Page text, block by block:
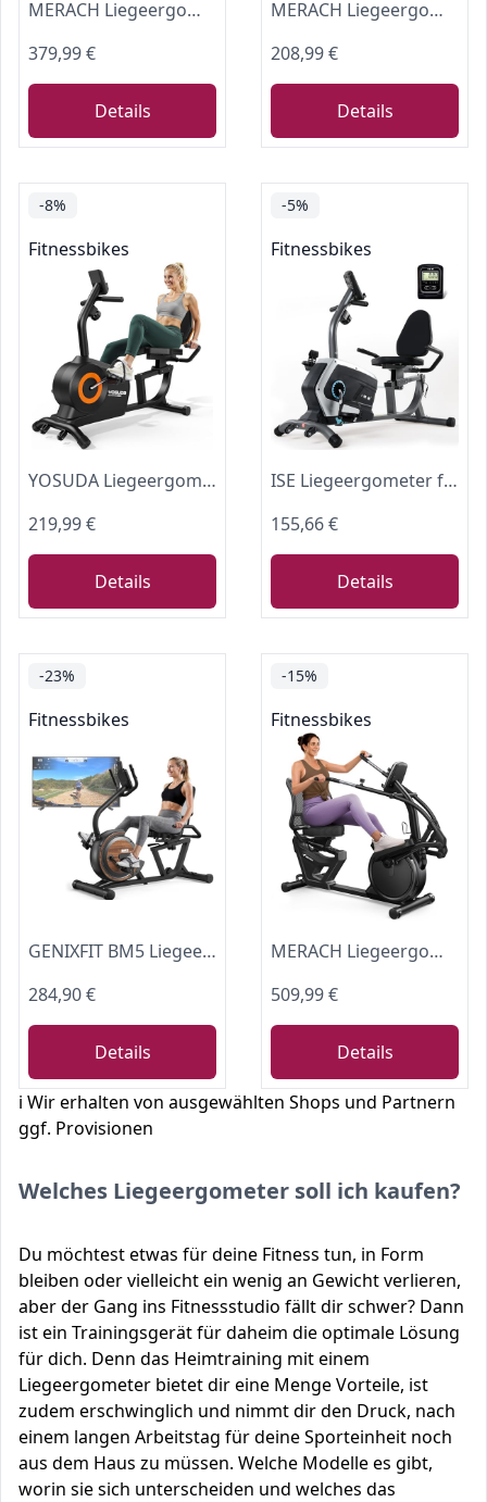
MERACH Liegeergometer für Zuhause mit 8 verstellbaren Widerstandsstufen, leichte kommerzielle Heimtrainer Fahrrad mit Smart Bluetooth, exklusiver App-Konnektivität, LCD-Display, Herzfrequenzsensoren
379,99 €
Details
MERACH Liegeergometer für Zuhause mit 8 verstellbaren Widerstandsstufen, Smart Bluetooth, exklusiver App-Konnektivität, LCD-Display, Herzfrequenzsensoren und verstellbarer Rückenlehne
208,99 €
Details
-8%
Fitnessbikes
YOSUDA Liegeergometer Testsieger, 16 Widerstufen, Magnetbremse, Leise Liegerad Heimtrainer, verstellbarer Sitz, einfache Montage, LCD-Display und Pulssensoren, 160kg, Heimtrainer Fahrrad für senioren
219,99 €
Details
-5%
Fitnessbikes
ISE Liegeergometer für Zuhause mit 8 verstellbaren Widerstandsstufen, Heimtrainer Fahrrad mit Pulssensoren und LCD-Display, Liegerad Heimtrainer mit verstellbarer Rückenlehne
155,66 €
Details
-23%
Fitnessbikes
GENIXFIT BM5 Liegeergometer - 150kg belastbar, für Zuhause, Fitness & Rehabilitation - 16 magnetische Widerstandsstufen, selbstleuchtendes Display, Bluetooth - Liegefahrrad Heimtrainer (BM5)
284,90 €
Details
-15%
Fitnessbikes
MERACH Liegeergometer für Zuhause mit 8 verstellbaren Widerstandsstufen, Heimtrainer Fahrrad, exklusiver App-Konnektivität
509,99 €
Details
ℹ️ Wir erhalten von ausgewählten Shops und Partnern
ggf. Provisionen
Welches Liegeergometer soll ich kaufen?
Du möchtest etwas für deine Fitness tun, in Form
bleiben oder vielleicht ein wenig an Gewicht verlieren,
aber der Gang ins Fitnessstudio fällt dir schwer? Dann
ist ein Trainingsgerät für daheim die optimale Lösung
für dich. Denn das Heimtraining mit einem
Liegeergometer bietet dir eine Menge Vorteile, ist
zudem erschwinglich und nimmt dir den Druck, nach
einem langen Arbeitstag für deine Sporteinheit noch
aus dem Haus zu müssen. Welche Modelle es gibt,
worin sie sich unterscheiden und welches das